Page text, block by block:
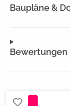
Baupläne &
Bewertungen